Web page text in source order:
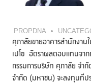
PROPDNA
ศุภาลัยขายอาคารสำนักงา
เปโซ อัตราผลตอบแทนจา
กรรมการบริษัท ศุภาลัย จำ
จำกัด (มหาชน) จะลงทุนที่